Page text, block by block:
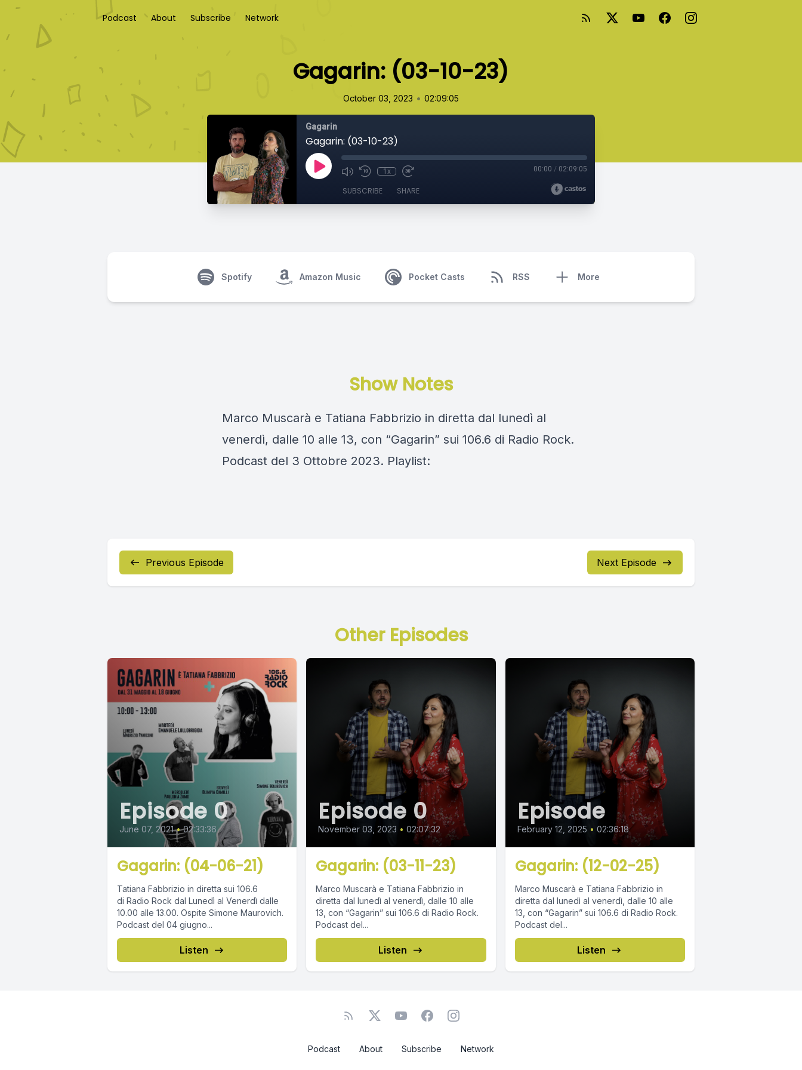
Podcast About Subscribe Network
Gagarin: (03-10-23)
October 03, 2023 • 02:09:05
Gagarin
Gagarin: (03-10-23)
1x 00:00 / 02:09:05
SUBSCRIBE SHARE
Spotify Amazon Music Pocket Casts RSS More
Show Notes
Marco Muscarà e Tatiana Fabbrizio in diretta dal lunedì al
venerdì, dalle 10 alle 13, con “Gagarin” sui 106.6 di Radio Rock.
Podcast del 3 Ottobre 2023. Playlist:
Previous Episode Next Episode
Other Episodes
Episode 0
June 07, 2021 • 02:33:36
Gagarin: (04-06-21)
Tatiana Fabbrizio in diretta sui 106.6
di Radio Rock dal Lunedì al Venerdì dalle
10.00 alle 13.00. Ospite Simone Maurovich.
Podcast del 04 giugno...
Listen
Episode 0
November 03, 2023 • 02:07:32
Gagarin: (03-11-23)
Marco Muscarà e Tatiana Fabbrizio in
diretta dal lunedì al venerdì, dalle 10 alle
13, con “Gagarin” sui 106.6 di Radio Rock.
Podcast del...
Listen
Episode
February 12, 2025 • 02:36:18
Gagarin: (12-02-25)
Marco Muscarà e Tatiana Fabbrizio in
diretta dal lunedì al venerdì, dalle 10 alle
13, con “Gagarin” sui 106.6 di Radio Rock.
Podcast del...
Listen
Podcast About Subscribe Network